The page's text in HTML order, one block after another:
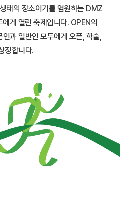
태의 장소이기를 염원하는 DMZ
게 열린 축제입니다. OPEN의
과 일반인 모두에게 오픈, 학술,
징합니다.